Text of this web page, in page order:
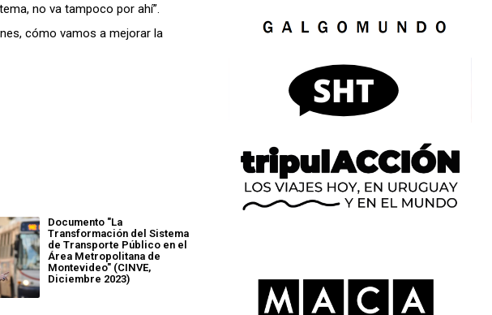
no va tampoco por ahí”.
cómo vamos a mejorar la
Documento "La
Transformación del Sistema
de Transporte Público en el
Área Metropolitana de
Montevideo" (CINVE,
Diciembre 2023)